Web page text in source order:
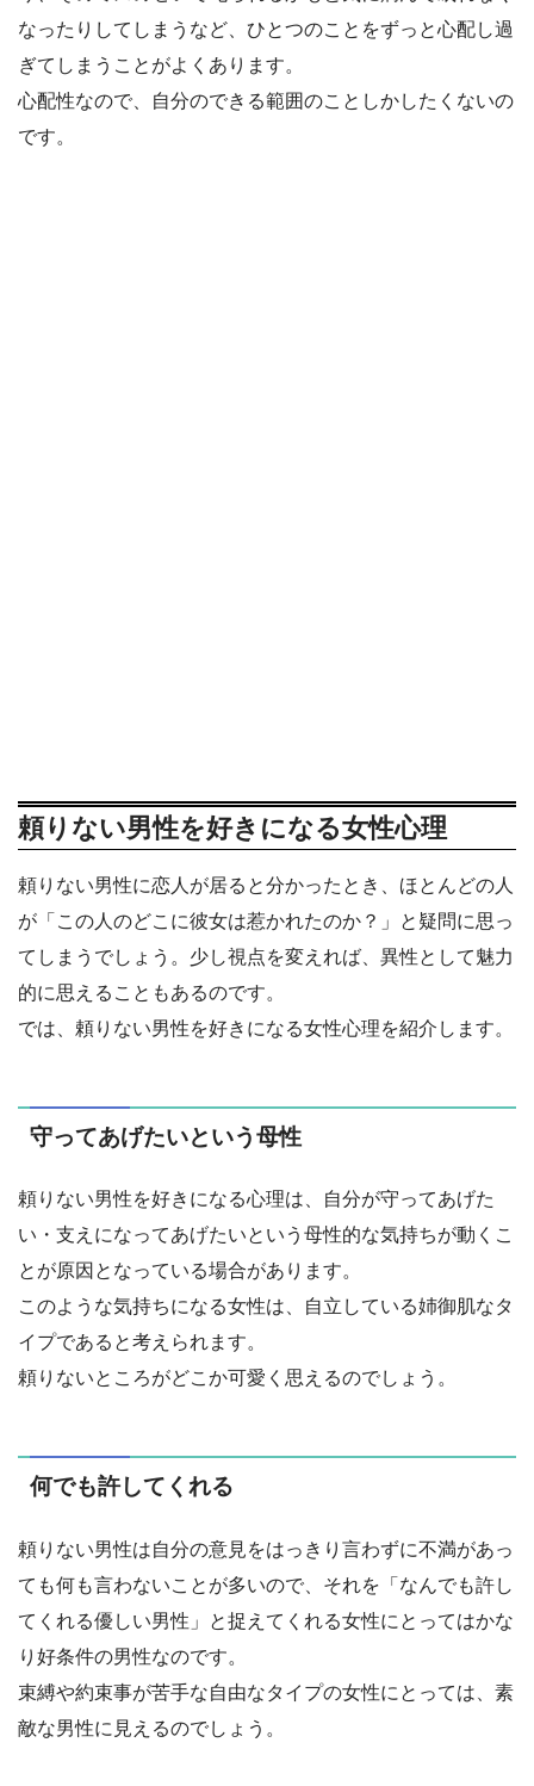
なったりしてしまうなど、ひとつのことをずっと心配し過
ぎてしまうことがよくあります。
心配性なので、自分のできる範囲のことしかしたくないの
です。
頼りない男性を好きになる女性心理
頼りない男性に恋人が居ると分かったとき、ほとんどの人
が「この人のどこに彼女は惹かれたのか？」と疑問に思っ
てしまうでしょう。少し視点を変えれば、異性として魅力
的に思えることもあるのです。
では、頼りない男性を好きになる女性心理を紹介します。
守ってあげたいという母性
頼りない男性を好きになる心理は、自分が守ってあげた
い・支えになってあげたいという母性的な気持ちが動くこ
とが原因となっている場合があります。
このような気持ちになる女性は、自立している姉御肌なタ
イプであると考えられます。
頼りないところがどこか可愛く思えるのでしょう。
何でも許してくれる
頼りない男性は自分の意見をはっきり言わずに不満があっ
ても何も言わないことが多いので、それを「なんでも許し
てくれる優しい男性」と捉えてくれる女性にとってはかな
り好条件の男性なのです。
束縛や約束事が苦手な自由なタイプの女性にとっては、素
敵な男性に見えるのでしょう。